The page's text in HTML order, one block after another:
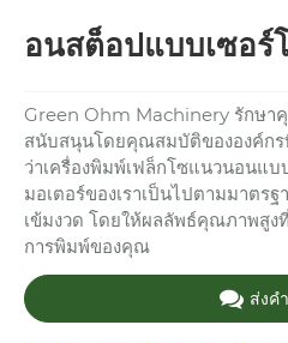
อนสต็อปแบบเซอร์
Green Ohm Machinery รักษา
สนับสนุนโดยคุณสมบัติขององค์กร
ว่าเครื่องพิมพ์เฟล็กโซแนวนอนแ
มอเตอร์ของเราเป็นไปตามมาต
เข้มงวด โดยให้ผลลัพธ์คุณภาพสูง
การพิมพ์ของคุณ
ส่งค